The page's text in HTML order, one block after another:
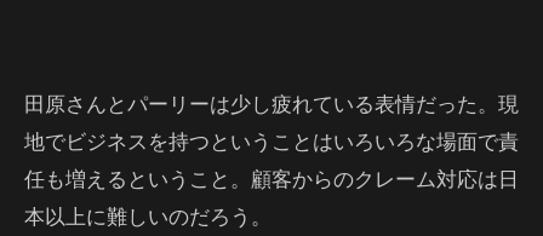
田原さんとパーリーは少し疲れている表情だった。現
地でビジネスを持つということはいろいろな場面で責
任も増えるということ。顧客からのクレーム対応は日
本以上に難しいのだろう。